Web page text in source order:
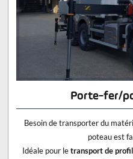
Porte-fer/
Besoin de transporter du
poteau est
Idéale pour letransport de